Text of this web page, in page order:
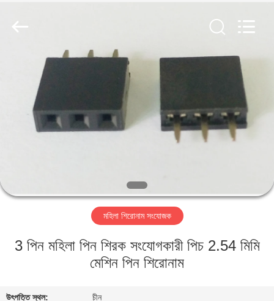
কারখানা
মহিলা শিরোনাম সংযোজক
3 পিন মহিলা পিন শিরক সংযোগকারী পিচ 2.54 মিমি
মেশিন পিন শিরোনাম
উৎপত্তি স্থল: চীন